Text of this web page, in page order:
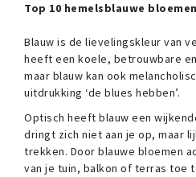
Top 10 hemelsblauwe bloemen
Blauw is de lievelingskleur van
heeft een koele, betrouwbare
maar blauw kan ook
uitdrukking ‘de blues hebben’.
Optisch heeft blauw een
dringt zich niet aan je op, maar
trekken. Door blauwe bloemen
van je tuin, balkon of terras toe